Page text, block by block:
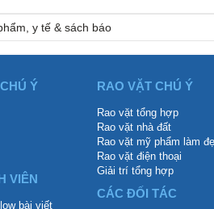
y tế & sách báo
Ý
VIÊN
bài viết
RAO VẶT CHÚ Ý
Rao vặt tổng hợp
Rao vặt nhà đất
Rao vặt mỹ phẩm làm
Rao vặt điện thoại
Giải trí tổng hợp
CÁC ĐỐI TÁC